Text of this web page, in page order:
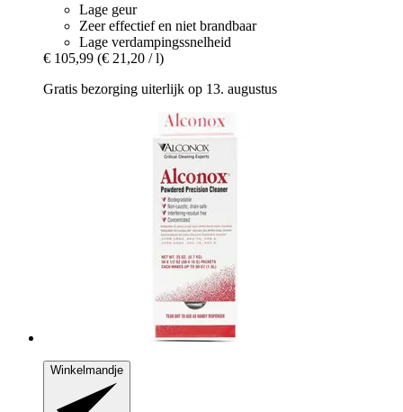
Lage geur
Zeer effectief en niet brandbaar
Lage verdampingssnelheid
€ 105,99 (€ 21,20 / l)
Gratis bezorging uiterlijk op 13. augustus
Winkelmandje